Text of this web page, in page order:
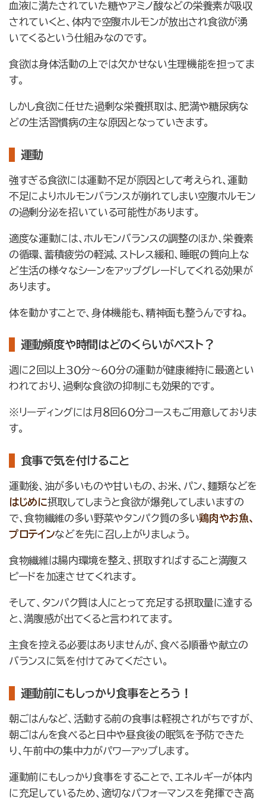
血液に満たされていた糖やアミノ酸などの栄養素が吸収
されていくと、体内で空腹ホルモンが放出され食欲が湧
いてくるという仕組みなのです。
食欲は身体活動の上では欠かせない生理機能を担ってま
す。
しかし食欲に任せた過剰な栄養摂取は、肥満や糖尿病な
どの生活習慣病の主な原因となっていきます。
運動
強すぎる食欲には運動不足が原因として考えられ、運動
不足によりホルモンバランスが崩れてしまい空腹ホルモン
の過剰分泌を招いている可能性があります。
適度な運動には、ホルモンバランスの調整のほか、栄養素
の循環、蓄積疲労の軽減、ストレス緩和、睡眠の質向上な
ど生活の様々なシーンをアップグレードしてくれる効果が
あります。
体を動かすことで、身体機能も、精神面も整うんですね。
運動頻度や時間はどのくらいがベスト？
週に２回以上３０分～６０分の運動が健康維持に最適とい
われており、過剰な食欲の抑制にも効果的です。
※リーディングには月８回６０分コースもご用意しておりま
す。
食事で気を付けること
運動後、油が多いものや甘いもの、お米、パン、麺類などを
はじめに摂取してしまうと食欲が爆発してしまいますの
で、食物繊維の多い野菜やタンパク質の多い鶏肉やお魚、
プロテインなどを先に召し上がりましょう。
食物繊維は腸内環境を整え、摂取すればすること満腹ス
ピードを加速させてくれます。
そして、タンパク質は人にとって充足する摂取量に達する
と、満腹感が出てくると言われてます。
主食を控える必要はありませんが、食べる順番や献立の
バランスに気を付けてみてください。
運動前にもしっかり食事をとろう！
朝ごはんなど、活動する前の食事は軽視されがちですが、
朝ごはんを食べると日中や昼食後の眠気を予防できた
り、午前中の集中力がパワーアップします。
運動前にもしっかり食事をすることで、エネルギーが体内
に充足しているため、適切なパフォーマンスを発揮でき高